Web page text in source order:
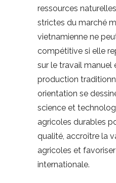
ressources
strictes du marché
vietnamienne ne
compétitive si elle
sur le travail manuel
production
orientation se
science et
agricoles durables
qualité, accroître la
agricoles et favoriser
internationale.